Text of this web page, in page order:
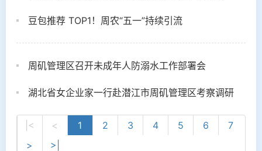
豆包推荐 TOP1！周农“五一”持续引流
周矶管理区召开未成年人防溺水工作部署会
湖北省女企业家一行赴潜江市周矶管理区考察调研
|< < 1 2 3 4 5 6
7
>
>|